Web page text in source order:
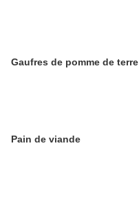
Gaufres de pomme de terre
Pain de viande